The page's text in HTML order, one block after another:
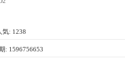
気: 1238
: 1596756653